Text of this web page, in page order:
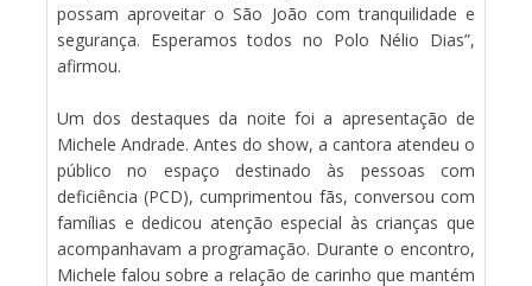
possam aproveitar o São João com tranquilidade e
segurança. Esperamos todos no Polo Nélio Dias”,
afirmou.
Um dos destaques da noite foi a apresentação de
Michele Andrade. Antes do show, a cantora atendeu o
público no espaço destinado às pessoas com
deficiência (PCD), cumprimentou fãs, conversou com
famílias e dedicou atenção especial às crianças que
acompanhavam a programação. Durante o encontro,
Michele falou sobre a relação de carinho que mantém